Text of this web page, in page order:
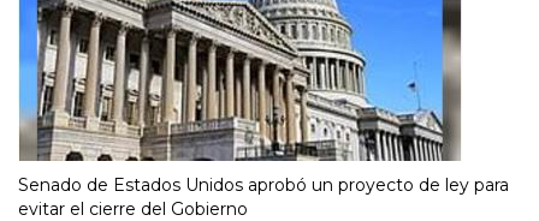
Senado de Estados Unidos aprobó un proyecto de ley para
evitar el cierre del Gobierno